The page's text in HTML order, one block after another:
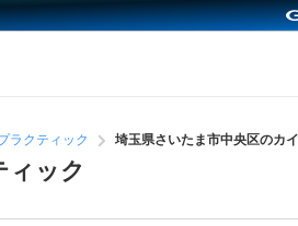
ラクティック 埼玉県さいたま市中央区のカ
ィック